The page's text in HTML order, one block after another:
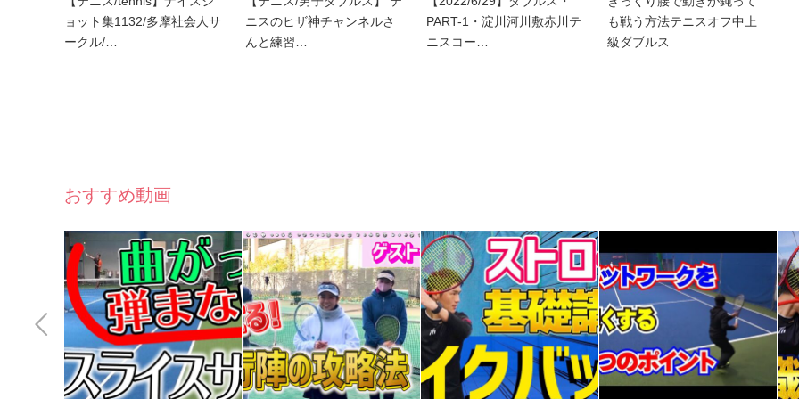
ョット集1132/多摩社会人サ
ークル/…
ニスのヒザ神チャンネルさ
んと練習…
PART-1・淀川河川敷赤川テ
ニスコー…
も戦う方法テニスオフ中上
級ダブルス
おすすめ動画